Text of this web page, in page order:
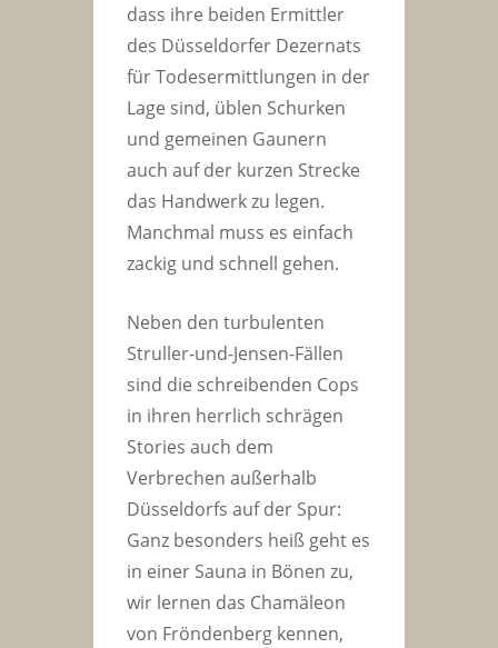
dass ihre beiden Ermittler
des Düsseldorfer Dezernats
für Todesermittlungen in der
Lage sind, üblen Schurken
und gemeinen Gaunern
auch auf der kurzen Strecke
das Handwerk zu legen.
Manchmal muss es einfach
zackig und schnell gehen.
Neben den turbulenten
Struller-und-Jensen-Fällen
sind die schreibenden Cops
in ihren herrlich schrägen
Stories auch dem
Verbrechen außerhalb
Düsseldorfs auf der Spur:
Ganz besonders heiß geht es
in einer Sauna in Bönen zu,
wir lernen das Chamäleon
von Fröndenberg kennen,